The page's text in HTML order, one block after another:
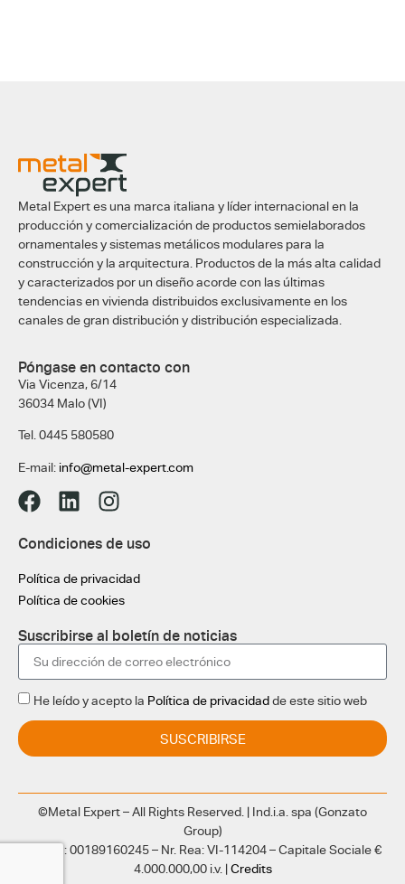
Metal Expert es una marca italiana y líder internacional en la
producción y comercialización de productos semielaborados
ornamentales y sistemas metálicos modulares para la
construcción y la arquitectura. Productos de la más alta calidad
y caracterizados por un diseño acorde con las últimas
tendencias en vivienda distribuidos exclusivamente en los
canales de gran distribución y distribución especializada.
Póngase en contacto con
Via Vicenza, 6/14
36034 Malo (VI)
Tel. 0445 580580
E-mail: info@metal-expert.com
Condiciones de uso
Política de privacidad
Política de cookies
Suscribirse al boletín de noticias
He leído y acepto la Política de privacidadde este sitio web
SUSCRIBIRSE
©Metal Expert – All Rights Reserved. | Ind.i.a. spa (Gonzato
Group)
CF e PI: 00189160245 – Nr. Rea: VI-114204 – Capitale Sociale €
4.000.000,00 i.v. |Credits